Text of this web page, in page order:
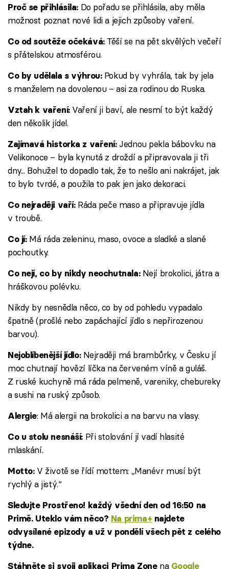
Proč se přihlásila:Do pořadu se přihlásila, aby měla
možnost poznat nové lidi a jejich způsoby vaření.
Co od soutěže očekává:Těší se na pět skvělých večeří
s přátelskou atmosférou.
Co by udělala s výhrou:Pokud by vyhrála, tak by jela
s manželem na dovolenou – asi za rodinou do Ruska.
Vztah k vaření:Vaření ji baví, ale nesmí to být každý
den několik jídel.
Zajímavá historka z vaření:Jednou pekla bábovku na
Velikonoce – byla kynutá z droždí a připravovala ji tři
dny... Bohužel to dopadlo tak, že to nešlo ani nakrájet, jak
to bylo tvrdé, a použila to pak jen jako dekoraci.
Co nejraději vaří:Ráda peče maso a připravuje jídla
v troubě.
Co jí:Má ráda zeleninu, maso, ovoce a sladké a slané
pochoutky.
Co nejí, co by nikdy neochutnala:Nejí brokolici, játra a
hráškovou polévku.
Nikdy by nesnědla něco, co by od pohledu vypadalo
špatně (prošlé nebo zapáchající jídlo s nepřirozenou
barvou).
Nejoblíbenější jídlo:Nejraději má brambůrky, v Česku jí
moc chutnají hovězí líčka na červeném víně a guláš.
Z ruské kuchyně má ráda pelmeně, vareniky, chebureky
a sushi na ruský způsob.
Alergie: Má alergii na brokolici a na barvu na vlasy.
Co u stolu nesnáší:Při stolování jí vadí hlasité
mlaskání.
Motto:V životě se řídí mottem: „Manévr musí být
rychlý a jistý.“
Sledujte Prostřeno! každý všední den od 16:50 na
Primě. Uteklo vám něco? Na prima+ najdete
odvysílané epizody a už v pondělí všech pět z celého
týdne.
Stáhněte si svoji aplikaci Prima Zone na Google